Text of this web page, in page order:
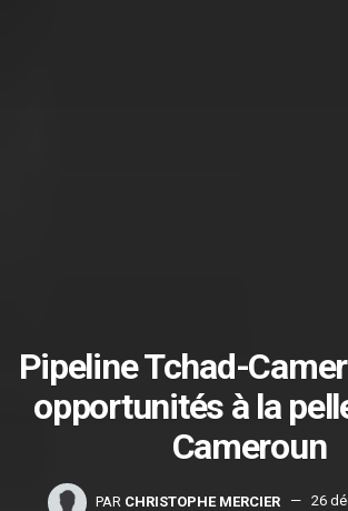
Pipeline Tchad-
opportunités à la
Cameroun
PAR CHRISTOPHE MERCIER
26